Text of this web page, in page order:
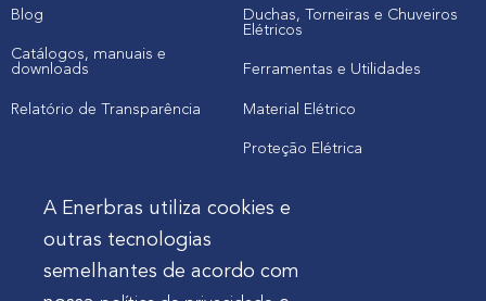
Blog
Catálogos, manuais e
downloads
Relatório de Transparência
Duchas, Torneiras e Chuveiros
Elétricos
Ferramentas e Utilidades
Material Elétrico
Proteção Elétrica
Cliente
Onde comprar produtos
A Enerbras utiliza cookies e
outras tecnologias
semelhantes de acordo com